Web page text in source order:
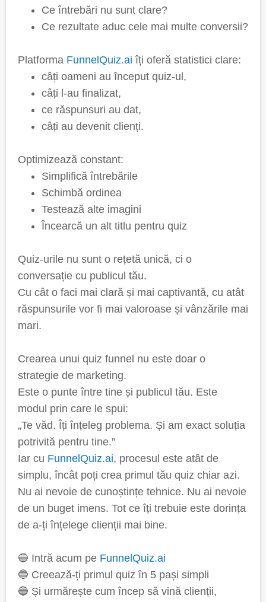
Ce întrebări nu sunt clare?
Ce rezultate aduc cele mai multe conversii?
Platforma FunnelQuiz.ai îți oferă statistici clare:
câți oameni au început quiz-ul,
câți l-au finalizat,
ce răspunsuri au dat,
câți au devenit clienți.
Optimizează constant:
Simplifică întrebările
Schimbă ordinea
Testează alte imagini
Încearcă un alt titlu pentru quiz
Quiz-urile nu sunt o rețetă unică, ci o
conversație cu publicul tău.
Cu cât o faci mai clară și mai captivantă, cu atât
răspunsurile vor fi mai valoroase și vânzările mai
mari.
Crearea unui quiz funnel nu este doar o
strategie de marketing.
Este o punte între tine și publicul tău. Este
modul prin care le spui:
„Te văd. Îți înțeleg problema. Și am exact soluția
potrivită pentru tine.”
Iar cu FunnelQuiz.ai, procesul este atât de
simplu, încât poți crea primul tău quiz chiar azi.
Nu ai nevoie de cunoștințe tehnice. Nu ai nevoie
de un buget imens. Tot ce îți trebuie este dorința
de a-ți înțelege clienții mai bine.
🔵 Intră acum pe FunnelQuiz.ai
🔵 Creează-ți primul quiz în 5 pași simpli
🔵 Și urmărește cum încep să vină clienții,